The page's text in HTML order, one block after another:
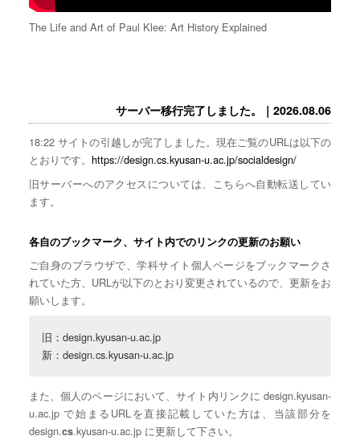
The Life and Art of Paul Klee: Art History Explained
サーバー移行完了しました。｜2026.08.06
18:22 サイトの引越しが完了しました。現在ご覧のURLは以下の
とおりです。 https://design.cs.kyusan-u.ac.jp/socialdesign/
旧サーバーへのアクセスについては、こちらへ自動転送してい
ます。
各自のブックマーク、サイト内でのリンクの更新のお願い
ご自身のブラウザで、学科サイト個人ページをブックマークさ
れていた方、URLが以下のとおり変更されているので、更新をお
願いします。
旧：design.kyusan-u.ac.jp
新：design.cs.kyusan-u.ac.jp
また、個人のページにおいて、サイト内リンクに design.kyusan-
u.ac.jp で始まるURLを直接記載していた方は、当該部分を
design.cs.kyusan-u.ac.jp に更新して下さい。